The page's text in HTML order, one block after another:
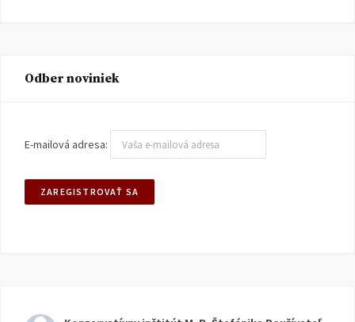
Odber noviniek
E-mailová adresa: